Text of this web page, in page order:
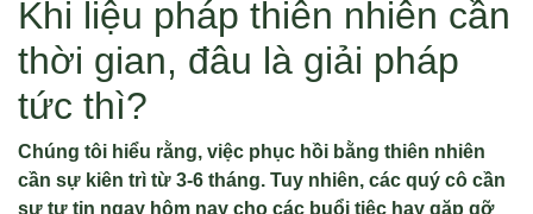
Khi liệu pháp thiên nhiên cần
thời gian, đâu là giải pháp
tức thì?
Chúng tôi hiểu rằng, việc phục hồi bằng thiên nhiên
cần sự kiên trì từ 3-6 tháng. Tuy nhiên, các quý cô cần
sự tự tin ngay hôm nay cho các buổi tiệc hay gặp gỡ